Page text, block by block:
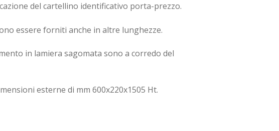
del cartellino identificativo porta-prezzo.
essere forniti anche in altre lunghezze.
in lamiera sagomata sono a corredo del
esterne di mm 600x220x1505 Ht.